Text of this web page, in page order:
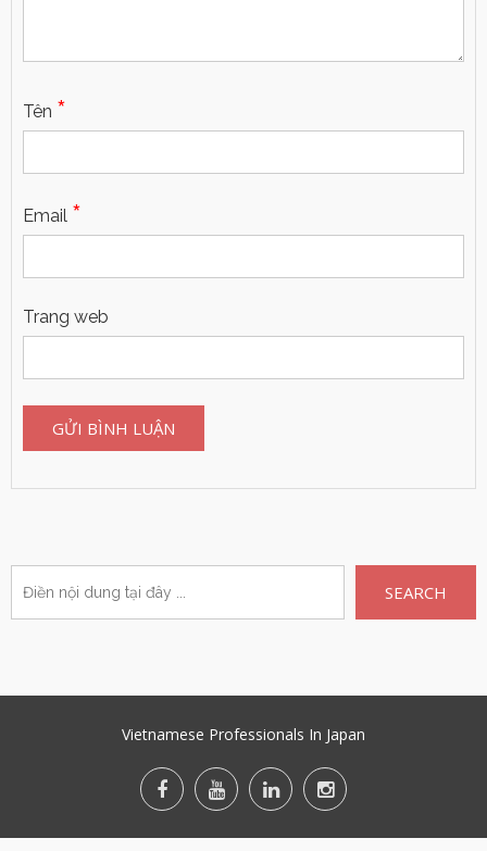
Tên *
Email *
Trang web
SEARCH
Vietnamese Professionals In Japan